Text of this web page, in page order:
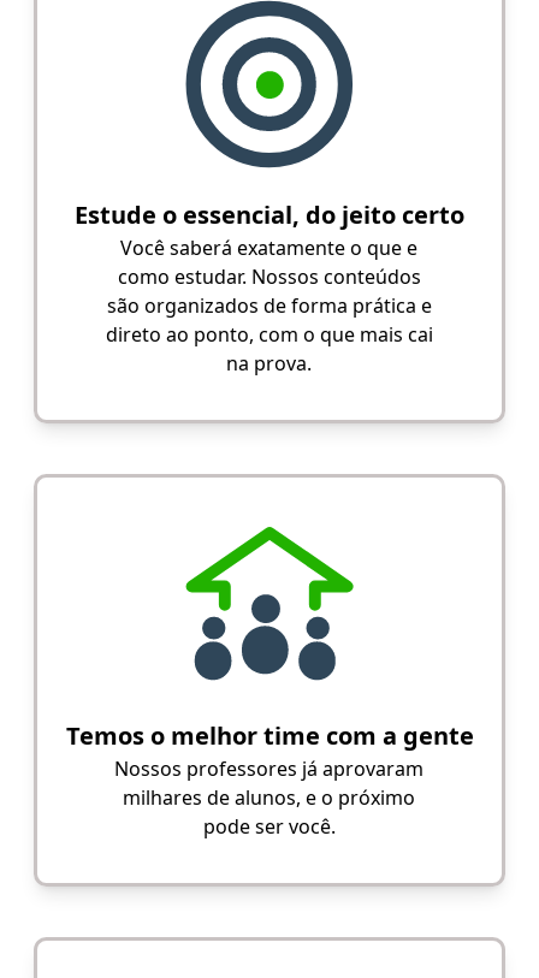
Estude o essencial, do jeito certo
Você saberá exatamente o que e
como estudar. Nossos conteúdos
são organizados de forma prática e
direto ao ponto, com o que mais cai
na prova.
Temos o melhor time com a gente
Nossos professores já aprovaram
milhares de alunos, e o próximo
pode ser você.